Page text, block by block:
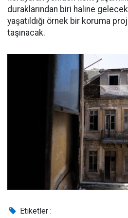
duraklarından biri haline
yaşatıldığı örnek bir koruma
taşınacak.
Etiketler :